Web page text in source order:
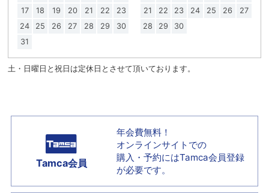
17
18 19 20 21 22
23
24
25 26 27 28 29
30
31
21
22 23 24 25 26
27
28
29 30
土・日曜日と祝日は定休日とさせて頂いております。
Tamca会員
年会費無料！
オンラインサイトでの
購入・予約にはTamca会員登録
が必要です。